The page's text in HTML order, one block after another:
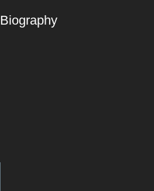
Biography